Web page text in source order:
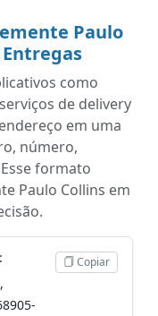
Paulo
Entregas
como
de delivery
em uma
número,
formato
Paulo Collins em
Copiar